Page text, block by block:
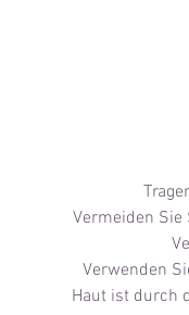
Vermeiden
Verwenden
Haut ist durch